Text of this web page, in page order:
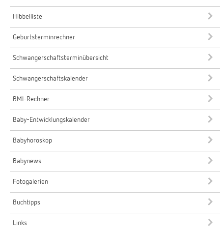
Hibbelliste
Geburtsterminrechner
Schwangerschaftsterminübersicht
Schwangerschaftskalender
BMI-Rechner
Baby-Entwicklungskalender
Babyhoroskop
Babynews
Fotogalerien
Buchtipps
Links